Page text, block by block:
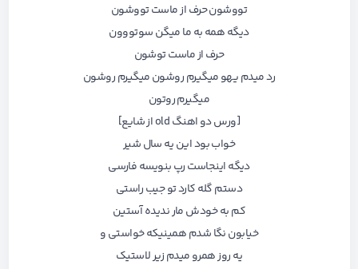
تووشون حرف از ماست تووشون
دیگه همه به ما میگن سوتووون
حرف از ماست توشون
رد میدم یهو میگیرم روشون میگیرم روشون
میگیرم روتون
[ورس دواهنگ old از شایع
]
خواب بود این یه سال شیر
دیگه اینجاست رپ بنویسه فارسی
دستم گله کارد تو جیب راستی
کم به خودش مار ندیده آستین
خیابون نگا شدم همینیکه خواستی و
یه روز همرو میدم زیر لاستیک